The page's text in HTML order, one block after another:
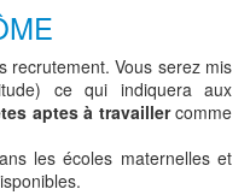
recrutement. Vous serez mis
ce qui indiquera aux
aptes à travaillercomme
les écoles maternelles et